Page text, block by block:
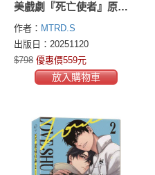
美戲劇『死亡使者』原著
小說，上下冊不分售）
作者： MTRD.S
出版日：20251120
$798 優惠價559元
放入購物車